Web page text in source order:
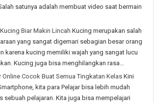
satunya adalah membuat video saat bermain
Biar Makin Lincah Kucing merupakan salah
yang sangat digemari sebagian besar orang
karena kucing memiliki wajah yang sangat lucu
Kucing juga bisa menghilangkan rasa…
Online Cocok Buat Semua Tingkatan Kelas Kini
kita para Pelajar bisa lebih mudah
sebuah pelajaran. Kita juga bisa mempelajari